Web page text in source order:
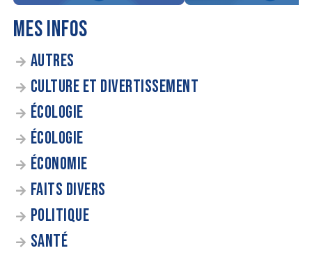
MES INFOS
AUTRES
CULTURE ET DIVERTISSEMENT
ÉCOLOGIE
ÉCOLOGIE
ÉCONOMIE
FAITS DIVERS
POLITIQUE
SANTÉ